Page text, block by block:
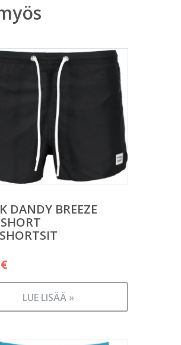
DANDY BREEZE
€
LUE LISÄÄ »